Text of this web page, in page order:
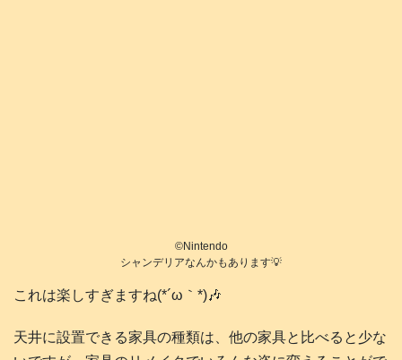
©️Nintendo
シャンデリアなんかもあります💡
これは楽しすぎますね(*´ω｀*)🎶
天井に設置できる家具の種類は、他の家具と比べると少な